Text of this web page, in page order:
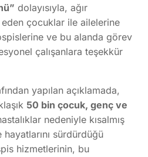
dolayısıyla, ağır
çocuklar ile ailelerine
ve bu alanda görev
çalışanlara teşekkür
yapılan açıklamada,
50 bin çocuk, genç ve
nedeniyle kısalmış
sürdürdüğü
hizmetlerinin, bu